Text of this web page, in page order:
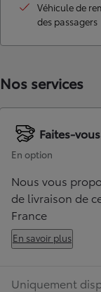
Véhicule de
des passagers
Nos services
Faites-
En option
Nous vous
de livraison de
France
En savoir plus
Uniquement